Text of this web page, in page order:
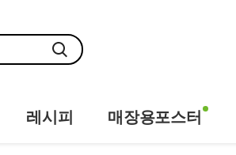
레시피 매장용포스터